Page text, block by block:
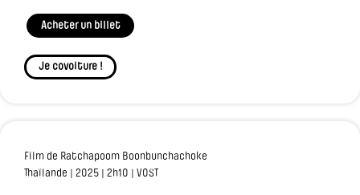
Acheter un billet
Je covoiture !
Film de Ratchapoom Boonbunchachoke
Thaïlande | 2025 | 2h10 | VOST